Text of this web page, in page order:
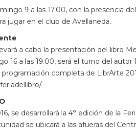
9 a las 17.00, con la presencia
jugar en el club de Avellaneda.
a cabo la presentación del libro
16 a las 19.00, será el turno del
programación completa de LibrArte
.
se desarrollará la 4° edición de la
se ubicará a las afueras del